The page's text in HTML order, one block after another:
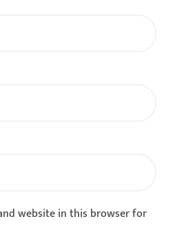
website in this browser for